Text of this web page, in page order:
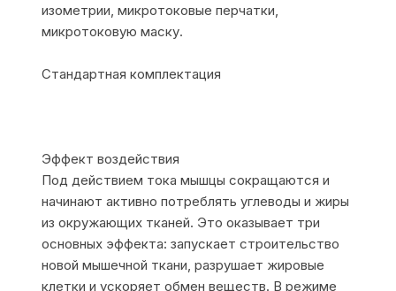
изометрии, микротоковые перчатки,
микротоковую маску.
Стандартная комплектация
Эффект воздействия
Под действием тока мышцы сокращаются и
начинают активно потреблять углеводы и жиры
из окружающих тканей. Это оказывает три
основных эффекта: запускает строительство
новой мышечной ткани, разрушает жировые
клетки и ускоряет обмен веществ. В режиме